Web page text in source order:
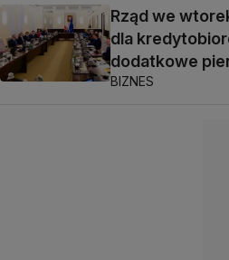
Rząd we
dla
dodatkowe
BIZNES